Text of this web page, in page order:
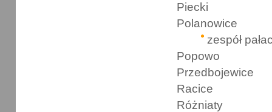
Piecki
Polanowice
zespół
Popowo
Przedbojewice
Racice
Różniaty